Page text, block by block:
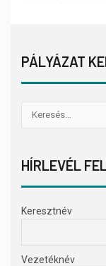
PÁLYÁZAT
HÍRLEVÉL
Keresztnév
Vezetéknév